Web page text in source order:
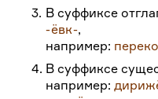
3. В суффиксе
-ёвк-,
например:
4. В суффиксе
например: